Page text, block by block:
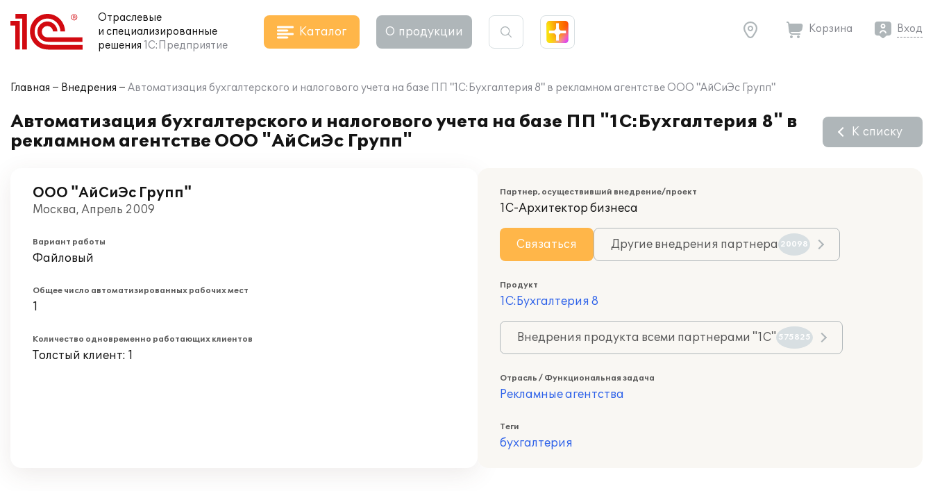
Отраслевые
и специализированные
решения 1С:Предприятие
Каталог О продукции Корзина Вход
Главная Внедрения Автоматизация бухгалтерского и налогового учета на базе ПП "1С:Бухгалтерия 8" в рекламном агентстве ООО "АйСиЭс Групп"
Автоматизация бухгалтерского и налогового учета на базе ПП "1С:Бухгалтерия 8" в
рекламном агентстве ООО "АйСиЭс Групп"
К списку
ООО "АйСиЭс Групп"
Москва, Апрель 2009
Вариант работы
Файловый
Общее число автоматизированных рабочих мест
1
Количество одновременно работающих клиентов
Толстый клиент: 1
Партнер, осуществивший внедрение/проект
1С-Архитектор бизнеса
Связаться Другие внедрения партнера 20098
Продукт
1С:Бухгалтерия 8
Внедрения продукта всеми партнерами "1С" 575825
Отрасль / Функциональная задача
Рекламные агентства
Теги
бухгалтерия